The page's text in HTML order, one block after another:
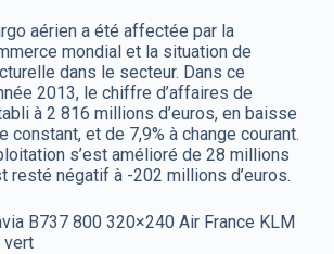
aérien a été affectée par la
mondial et la situation de
dans le secteur. Dans ce
2013, le chiffre d’affaires de
à 2 816 millions d’euros, en baisse
constant, et de 7,9% à change courant.
s’est amélioré de 28 millions
resté négatif à -202 millions d’euros.
B737 800 320×240 Air France KLM
vert